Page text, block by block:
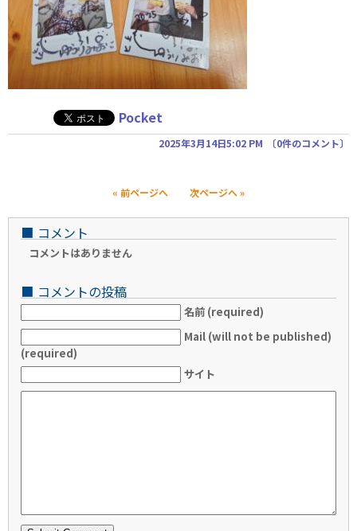
Pocket
2025年3月14日5:02 PM 〔0件のコメント〕
« 前ページへ 次ページへ »
■ コメント
コメントはありません
■ コメントの投稿
名前 (required)
Mail (will not be published)
(required)
サイト